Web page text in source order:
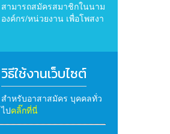
สามารถสมัครสมาชิกในนาม
องค์กร/หน่วยงาน เพื่อโพสงา
วิธีใช้งานเว็บไซต์
สำหรับอาสาสมัคร บุคคลทั่ว
ไปคลิ๊กที่นี่